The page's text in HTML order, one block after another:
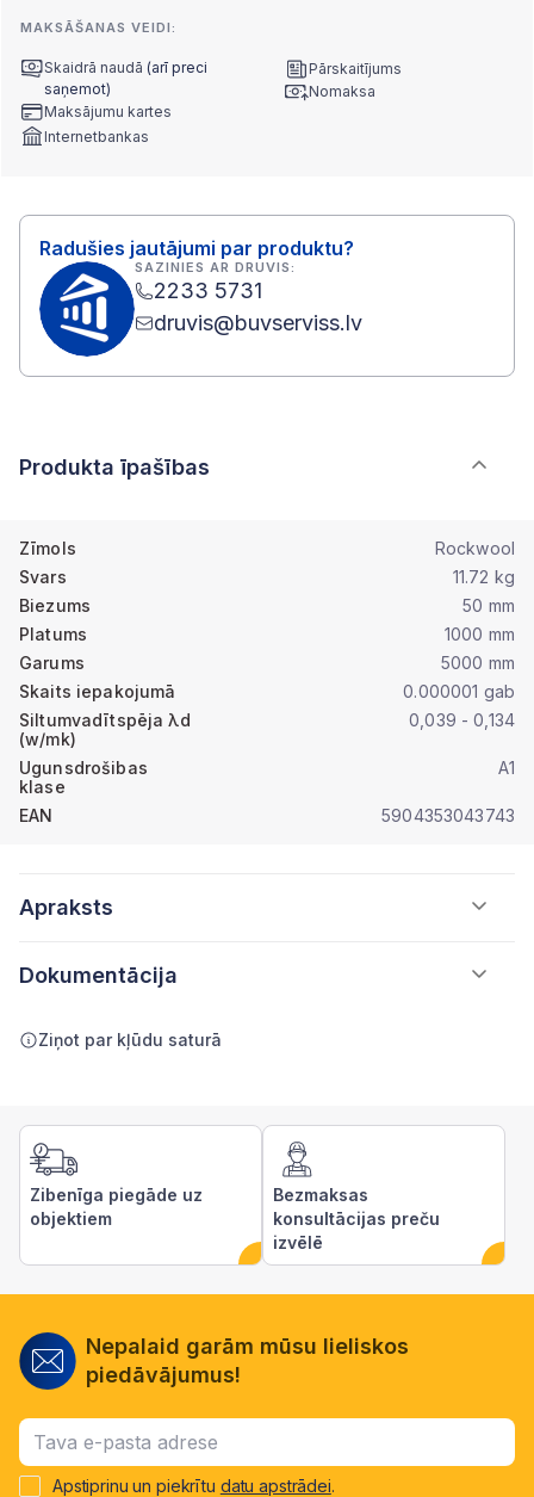
MAKSĀŠANAS VEIDI:
Skaidrā naudā (arī preci
saņemot)
Maksājumu kartes
Internetbankas
Pārskaitījums
Nomaksa
Radušies jautājumi par produktu?
SAZINIES AR DRUVIS:
2233 5731
druvis@buvserviss.lv
Produkta īpašības
Zīmols
Rockwool
Svars
11.72 kg
Biezums
50 mm
Platums
1000 mm
Garums
5000 mm
Skaits iepakojumā
0.000001 gab
Siltumvadītspēja λd
(w/mk)
0,039 - 0,134
Ugunsdrošibas
klase
A1
EAN 5904353043743
Apraksts
Dokumentācija
Ziņot par kļūdu saturā
Zibenīga piegāde uz
objektiem
Bezmaksas
konsultācijas preču
izvēlē
Nepalaid garām mūsu lieliskos
piedāvājumus!
Apstiprinu un piekrītu datu apstrādei.